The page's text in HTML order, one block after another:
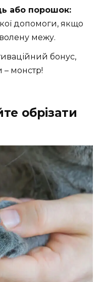
або порошок:
допомоги, якщо
межу.
бонус,
– монстр!
обрізати